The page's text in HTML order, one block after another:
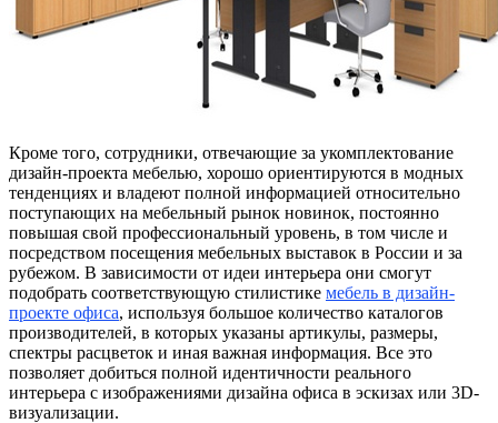
Кроме того, сотрудники, отвечающие за укомплектование
дизайн-проекта мебелью, хорошо ориентируются в модных
тенденциях и владеют полной информацией относительно
поступающих на мебельный рынок новинок, постоянно
повышая свой профессиональный уровень, в том числе и
посредством посещения мебельных выставок в России и за
рубежом. В зависимости от идеи интерьера они смогут
подобрать соответствующую стилистике мебель в дизайн-
проекте офиса, используя большое количество каталогов
производителей, в которых указаны артикулы, размеры,
спектры расцветок и иная важная информация. Все это
позволяет добиться полной идентичности реального
интерьера с изображениями дизайна офиса в эскизах или 3D-
визуализации.